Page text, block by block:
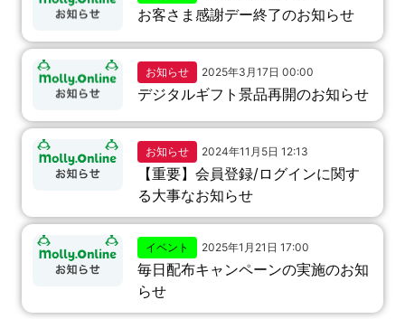
お客さま感謝デー終了のお知らせ
お知らせ 2025年3月17日 00:00
デジタルギフト景品再開のお知らせ
お知らせ 2024年11月5日 12:13
【重要】会員登録/ログインに関す
る大事なお知らせ
イベント 2025年1月21日 17:00
毎日配布キャンペーンの実施のお知
らせ